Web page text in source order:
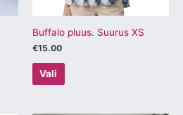
Buffalo pluus. Suurus XS
€15.00
Vali
teha
tootelehel.